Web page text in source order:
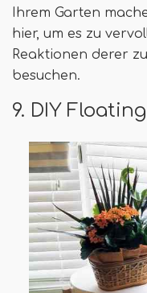
Ihrem Garten
hier, um es zu
Reaktionen derer
besuchen.
9. DIY